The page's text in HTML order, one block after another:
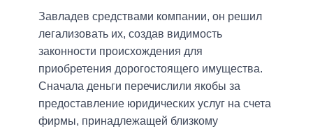
Завладев средствами компании, он решил
легализовать их, создав видимость
законности происхождения для
приобретения дорогостоящего имущества.
Сначала деньги перечислили якобы за
предоставление юридических услуг на счета
фирмы, принадлежащей близкому